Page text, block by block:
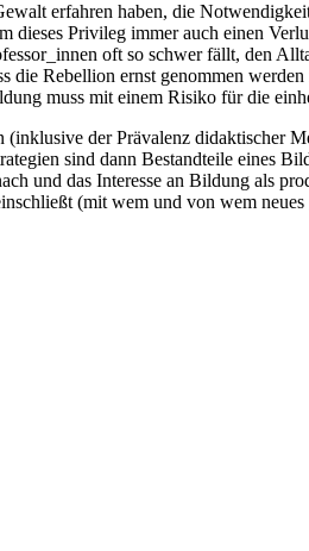
erfahren haben, die
Privileg immer auch einen
oft so schwer fällt, den
die Rebellion ernst genommen
muss mit einem Risiko für die
der Prävalenz didaktischer
sind dann Bestandteile eines
und das Interesse an Bildung als
(mit wem und von wem